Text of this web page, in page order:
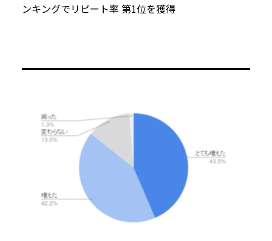
ンキングでリピート率 第1位を獲得